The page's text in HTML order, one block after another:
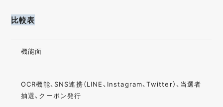
比較表
機能面
OCR機能、SNS連携（LINE、Instagram、Twitter）、当選者
抽選、クーポン発行